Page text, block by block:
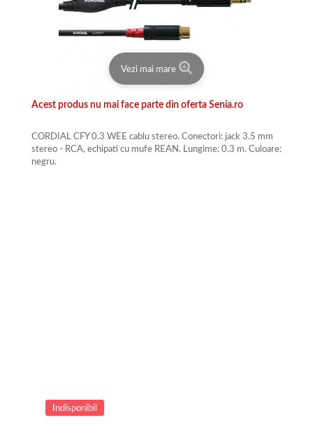
Vezi mai mare
Acest produs nu mai face parte din oferta Senia.ro
CORDIAL CFY 0.3 WEE cablu stereo. Conectori: jack 3.5 mm
stereo - RCA, echipati cu mufe REAN. Lungime: 0.3 m. Culoare:
negru.
Indisponibil